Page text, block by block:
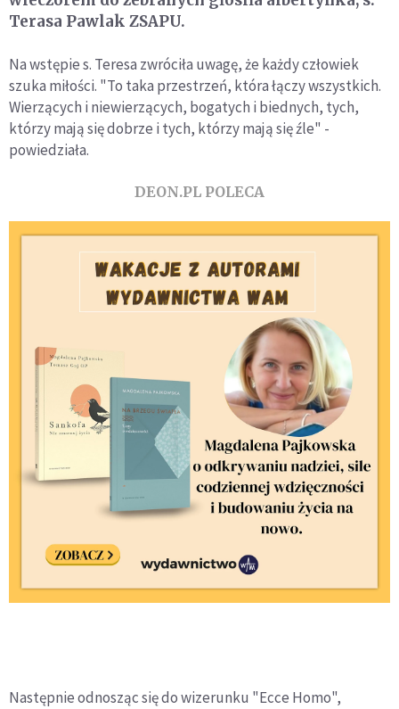
Terasa Pawlak ZSAPU.
Na wstępie s. Teresa zwróciła uwagę, że każdy człowiek
szuka miłości. "To taka przestrzeń, która łączy wszystkich.
Wierzących i niewierzących, bogatych i biednych, tych,
którzy mają się dobrze i tych, którzy mają się źle" -
powiedziała.
DEON.PL POLECA
Następnie odnosząc się do wizerunku "Ecce Homo",